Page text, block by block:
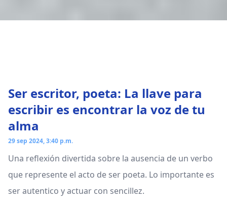
Ser escritor, poeta: La llave para
escribir es encontrar la voz de tu
alma
29 sep 2024, 3:40 p.m.
Una reflexión divertida sobre la ausencia de un verbo
que represente el acto de ser poeta. Lo importante es
ser autentico y actuar con sencillez.